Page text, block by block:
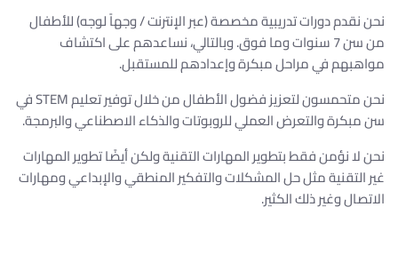
نحن نقدم دورات تدريبية مخصصة (عبر الإنترنت /وجهاً لوجه) للأطفال
من سن 7 سنوات وما فوق. وبالتالي، نساعدهم على اكتشاف
مواهبهم في مراحل مبكرة وإعدادهم للمستقبل.
نحن متحمسون لتعزيز فضول الأطفال من خلال توفير تعليم STEM في
سن مبكرة والتعرض العملي للروبوتات والذكاء الاصطناعي والبرمجة.
نحن لا نؤمن فقط بتطوير المهارات التقنية ولكن أيضًا تطوير المهارات
غير التقنية مثل حل المشكلات والتفكير المنطقي والإبداعي ومهارات
الاتصال وغير ذلك الكثير.